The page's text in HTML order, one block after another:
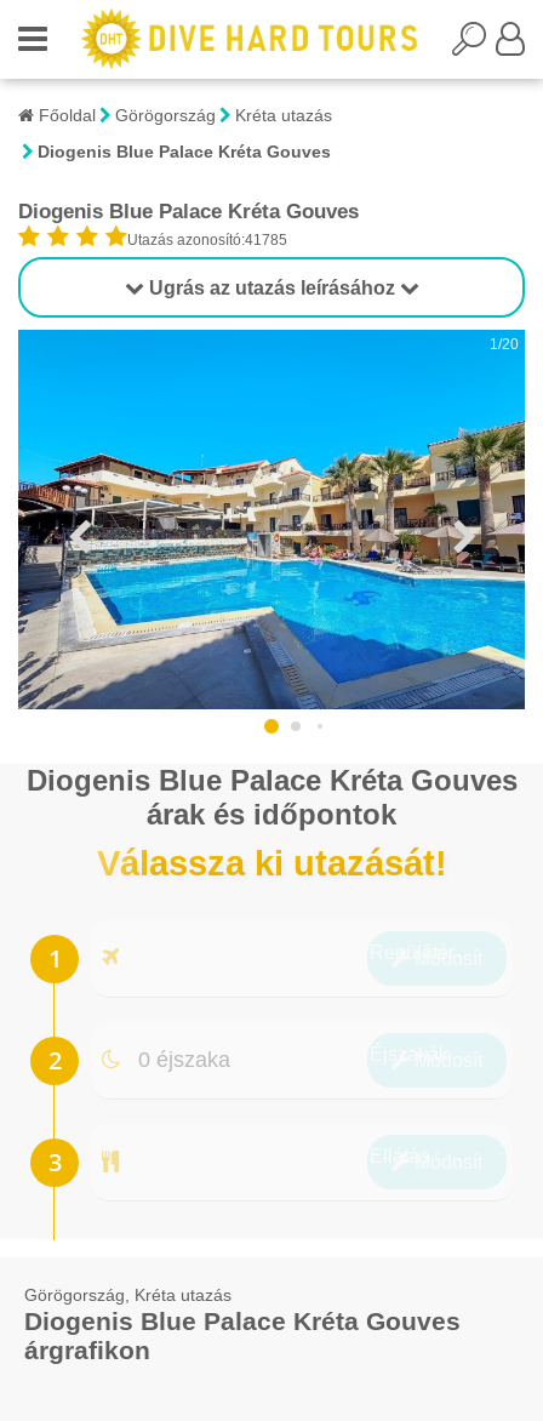
Főoldal Görögország
Kréta utazás
Diogenis Blue Palace Kréta Gouves
Diogenis Blue Palace Kréta Gouves
Utazás azonosító:41785
Ugrás az utazás leírásához
1/20
Diogenis Blue Palace Kréta Gouves
árak és időpontok
Válassza ki utazását!
0 éjszaka
Görögország, Kréta utazás
Diogenis Blue Palace Kréta Gouves
árgrafikon